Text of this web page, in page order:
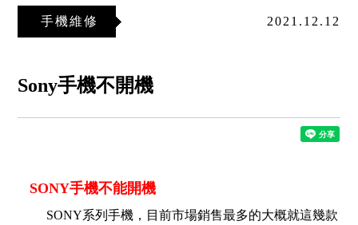
手機維修 2021.12.12
Sony手機不開機
SONY手機不能開機
SONY系列手機，目前市場銷售最多的大概就這幾款